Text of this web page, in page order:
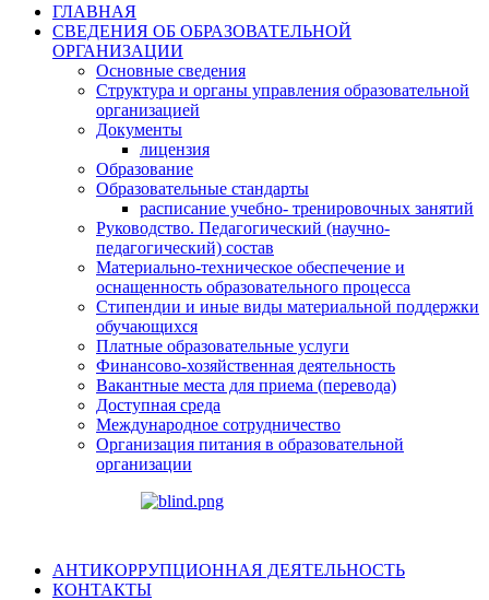
ГЛАВНАЯ
СВЕДЕНИЯ ОБ ОБРАЗОВАТЕЛЬНОЙ
ОРГАНИЗАЦИИ
Основные сведения
Структура и органы управления образовательной
организацией
Документы
лицензия
Образование
Образовательные стандарты
расписание учебно- тренировочных занятий
Руководство. Педагогический (научно-
педагогический) состав
Материально-техническое обеспечение и
оснащенность образовательного процесса
Стипендии и иные виды материальной поддержки
обучающихся
Платные образовательные услуги
Финансово-хозяйственная деятельность
Вакантные места для приема (перевода)
Доступная среда
Международное сотрудничество
Организация питания в образовательной
организации
АНТИКОРРУПЦИОННАЯ ДЕЯТЕЛЬНОСТЬ
КОНТАКТЫ